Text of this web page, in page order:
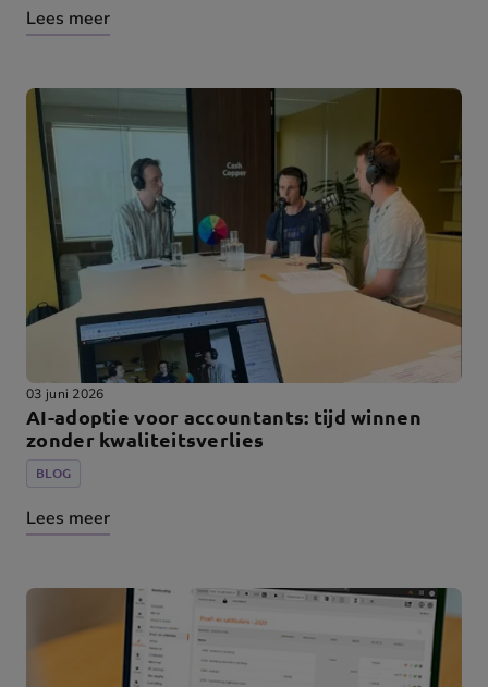
Lees meer
03 juni 2026
AI-adoptie voor accountants: tijd winnen
zonder kwaliteitsverlies
BLOG
Lees meer